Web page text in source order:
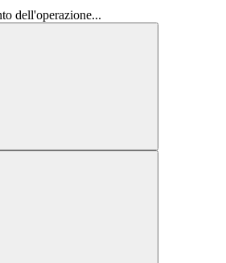
dell'operazione...